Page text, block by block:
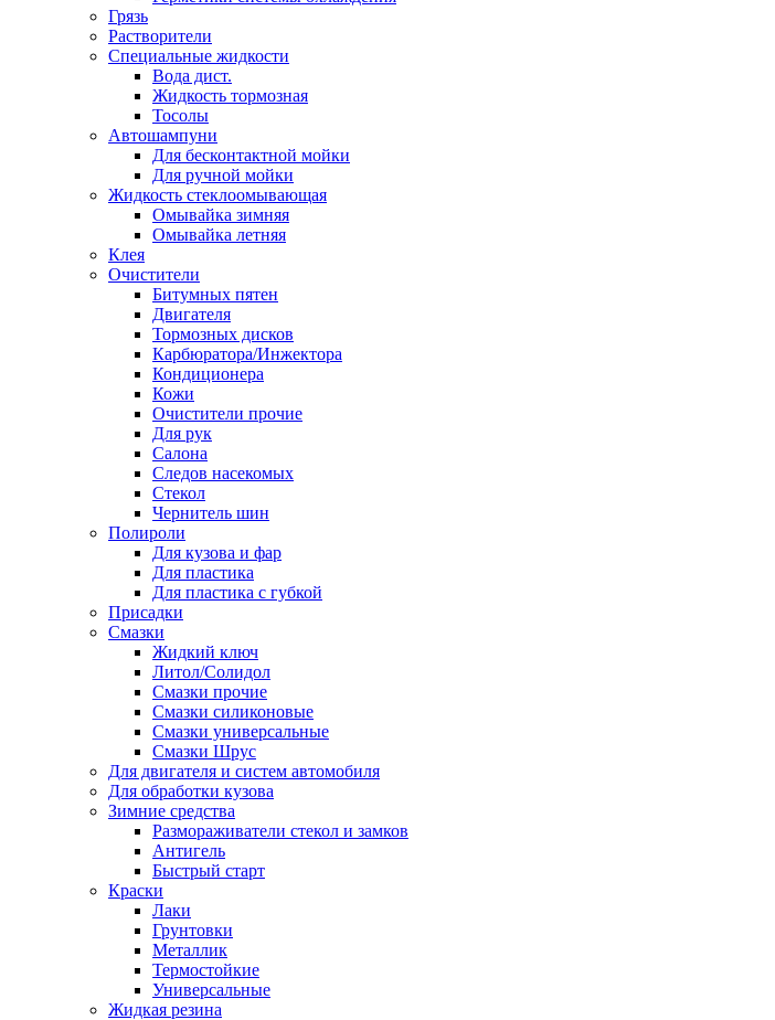
Грязь
Растворители
Специальные жидкости
Вода дист.
Жидкость тормозная
Тосолы
Автошампуни
Для бесконтактной мойки
Для ручной мойки
Жидкость стеклоомывающая
Омывайка зимняя
Омывайка летняя
Клея
Очистители
Битумных пятен
Двигателя
Тормозных дисков
Карбюратора/Инжектора
Кондиционера
Кожи
Очистители прочие
Для рук
Салона
Следов насекомых
Стекол
Чернитель шин
Полироли
Для кузова и фар
Для пластика
Для пластика с губкой
Присадки
Смазки
Жидкий ключ
Литол/Солидол
Смазки прочие
Смазки силиконовые
Смазки универсальные
Смазки Шрус
Для двигателя и систем автомобиля
Для обработки кузова
Зимние средства
Размораживатели стекол и замков
Антигель
Быстрый старт
Краски
Лаки
Грунтовки
Металлик
Термостойкие
Универсальные
Жидкая резина